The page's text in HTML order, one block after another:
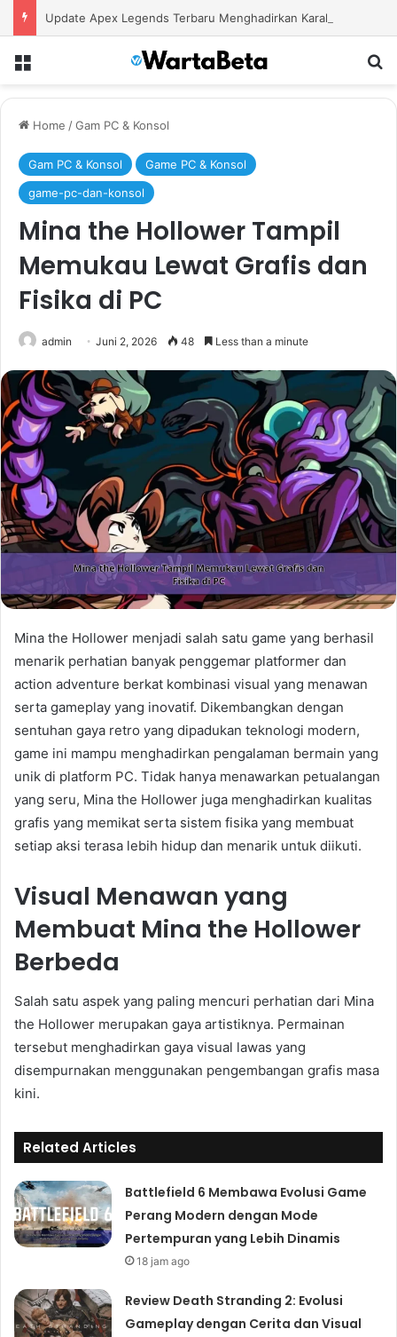
Home /Gam PC & Konsol
Gam PC & Konsol
Game PC & Konsol
game-pc-dan-konsol
Mina the Hollower Tampil
Memukau Lewat Grafis dan
Fisika di PC
admin Juni 2, 2026 48 Less than a minute
Mina the Hollower menjadi salah satu game yang berhasil
menarik perhatian banyak penggemar platformer dan
action adventure berkat kombinasi visual yang menawan
serta gameplay yang inovatif. Dikembangkan dengan
sentuhan gaya retro yang dipadukan teknologi modern,
game ini mampu menghadirkan pengalaman bermain yang
unik di platform PC. Tidak hanya menawarkan petualangan
yang seru, Mina the Hollower juga menghadirkan kualitas
grafis yang memikat serta sistem fisika yang membuat
setiap aksi terasa lebih hidup dan menarik untuk diikuti.
Visual Menawan yang
Membuat Mina the Hollower
Berbeda
Salah satu aspek yang paling mencuri perhatian dari Mina
the Hollower merupakan gaya artistiknya. Permainan
tersebut menghadirkan gaya visual lawas yang
disempurnakan menggunakan pengembangan grafis masa
kini.
Related Articles
Battlefield 6 Membawa Evolusi Game
Perang Modern dengan Mode
Pertempuran yang Lebih Dinamis
18 jam ago
Review Death Stranding 2: Evolusi
Gameplay dengan Cerita dan Visual